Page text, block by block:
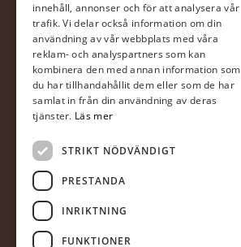
Försäljningsvillkor
I samarbete med DNB
FÖLJ OSS
innehåll, annonser och för att analysera vår
trafik. Vi delar också information om din
användning av vår webbplats med våra
reklam- och analyspartners som kan
kombinera den med annan information som
du har tillhandahållit dem eller som de har
samlat in från din användning av deras
tjänster. Läs mer
STRIKT NÖDVÄNDIGT
PRESTANDA
INRIKTNING
FUNKTIONER